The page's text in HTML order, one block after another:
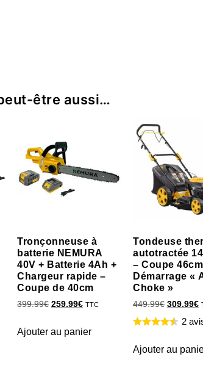
être aussi…
Tronçonneuse à
batterie NEMURA
40V + Batterie 4Ah +
Chargeur rapide –
Coupe de 40cm
399.99€ 259.99€ TTC
Ajouter au panier
Tondeuse
autotractée
– Coupe
Démarrage «
Choke »
449.99€ 309.99€
2
Ajouter au